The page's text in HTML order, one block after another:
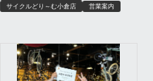
サイクルどり～む小倉店
営業案内